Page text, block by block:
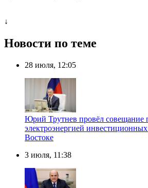
↓
Новости по теме
28 июля, 12:05
Юрий Трутнев провёл совещание
электроэнергией
Востоке
3 июля, 11:38